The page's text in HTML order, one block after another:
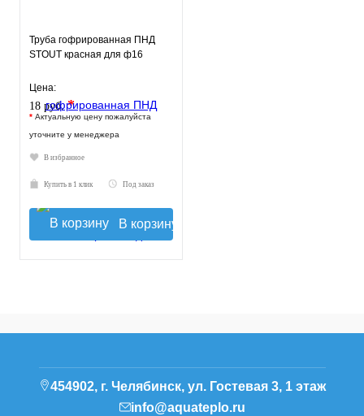
Труба гофрированная ПНД
STOUT красная для ф16
Цена:
18 руб.*
* Актуальную цену пожалуйста
уточните у менеджера
В избранное
Купить в 1 клик Под заказ
В корзину
454902, г. Челябинск, ул. Гостевая 3, 1 этаж
info@aquateplo.ru